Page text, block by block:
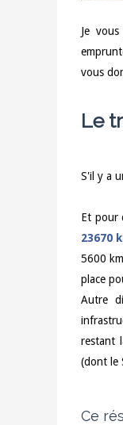
Je
vous
Le
S'il y a
Et pour
23670
5600
place
Autre
restant
(dont le
Ce